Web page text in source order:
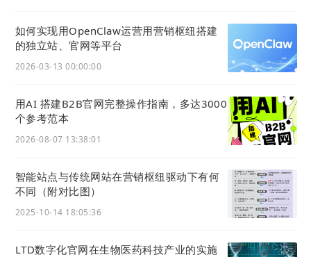
本次升级我们为官微名片（平台版）提供了以下功能
更新，独立发布的名片小程序将于近期得到升级。
企业简介页面入口如下图所示，可以通过点击「企业
播，底部显示官网等链接入口。
如何实现用OpenClaw运营用营销枢纽搭建
的独立站、官网等平台
2026-03-13 00:00:00
用AI 搭建B2B官网完整操作指南，多达3000
个参考范本
2026-08-07 13:38:01
智能站点与传统网站在营销枢纽驱动下有何
不同（附对比图）
2025-10-14 18:05:36
LTD数字化官网在生物医药科技产业的实施